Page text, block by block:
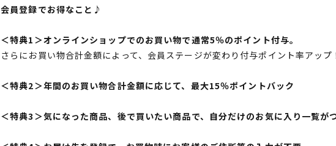
会員登録でお得なこと♪
＜特典1＞オンラインショップでのお買い物で通常5％のポイント付与。
さらにお買い物合計金額によって、会員ステージが変わり付与ポイント率アップ
＜特典2＞年間のお買い物合計金額に応じて、最大15％ポイントバック
＜特典3＞気になった商品、後で買いたい商品で、自分だけのお気に入り一覧が